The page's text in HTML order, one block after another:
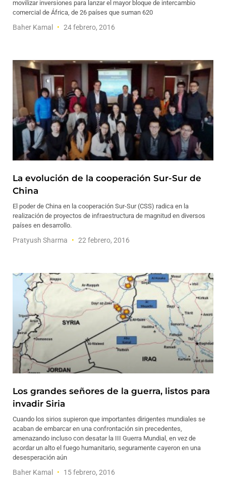
movilizar inversiones para lanzar el mayor bloque de intercambio
comercial de África, de 26 países que suman 620
Baher Kamal 24 febrero, 2016
La evolución de la cooperación Sur-Sur de
China
El poder de China en la cooperación Sur-Sur (CSS) radica en la
realización de proyectos de infraestructura de magnitud en diversos
países en desarrollo.
Pratyush Sharma 22 febrero, 2016
Los grandes señores de la guerra, listos para
invadir Siria
Cuando los sirios supieron que importantes dirigentes mundiales se
acaban de embarcar en una confrontación sin precedentes,
amenazando incluso con desatar la III Guerra Mundial, en vez de
acordar un alto el fuego humanitario, seguramente cayeron en una
desesperación aún
Baher Kamal 15 febrero, 2016